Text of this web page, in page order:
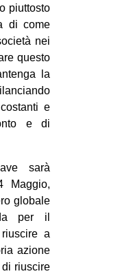
piuttosto
di come
nei
questo
la
e
e di
sarà
Maggio,
globale
per il
a
azione
riuscire